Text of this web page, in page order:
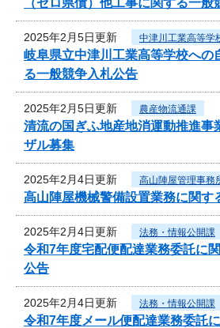
2025年2月5日更新 中津川工業高等学
岐阜県立中津川工業高等学校への
る一般競争入札公告
2025年2月5日更新 農産物流通課
清流の国ぎふ地産地消運動推進事
ザル募集
2025年2月4日更新 高山陣屋管理事務
高山陣屋機械警備設置業務に関す
2025年2月4日更新 法務・情報公開課
令和7年度宅配便配達業務委託に
公告
2025年2月4日更新 法務・情報公開課
令和7年度メール便配達業務委託